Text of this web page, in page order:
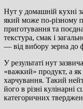
Нут у домашній кухні
який може по-різному
приготування та
текстура, смак і
— від вибору зерна до
У результаті нут
«важкий» продукт, а
харчування. Такий
його в різні кулінарні
категоричних